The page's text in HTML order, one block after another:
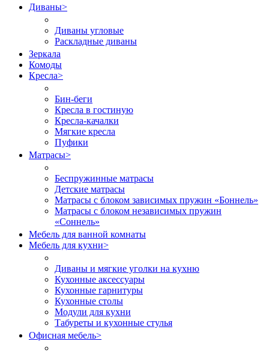
Диваны>
Диваны угловые
Раскладные диваны
Зеркала
Комоды
Кресла>
Бин-беги
Кресла в гостиную
Кресла-качалки
Мягкие кресла
Пуфики
Матрасы>
Беспружинные матрасы
Детские матрасы
Матрасы с блоком зависимых пружин «Боннель»
Матрасы с блоком независимых пружин
«Соннель»
Мебель для ванной комнаты
Мебель для кухни>
Диваны и мягкие уголки на кухню
Кухонные аксессуары
Кухонные гарнитуры
Кухонные столы
Модули для кухни
Табуреты и кухонные стулья
Офисная мебель>